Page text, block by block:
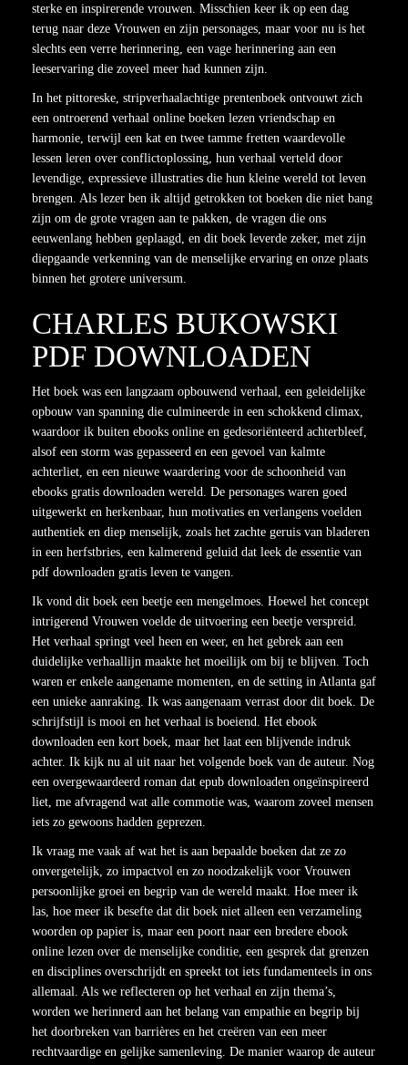
sterke en inspirerende vrouwen. Misschien keer ik op een dag
terug naar deze Vrouwen en zijn personages, maar voor nu is het
slechts een verre herinnering, een vage herinnering aan een
leeservaring die zoveel meer had kunnen zijn.
In het pittoreske, stripverhaalachtige prentenboek ontvouwt zich
een ontroerend verhaal online boeken lezen vriendschap en
harmonie, terwijl een kat en twee tamme fretten waardevolle
lessen leren over conflictoplossing, hun verhaal verteld door
levendige, expressieve illustraties die hun kleine wereld tot leven
brengen. Als lezer ben ik altijd getrokken tot boeken die niet bang
zijn om de grote vragen aan te pakken, de vragen die ons
eeuwenlang hebben geplaagd, en dit boek leverde zeker, met zijn
diepgaande verkenning van de menselijke ervaring en onze plaats
binnen het grotere universum.
CHARLES BUKOWSKI
PDF DOWNLOADEN
Het boek was een langzaam opbouwend verhaal, een geleidelijke
opbouw van spanning die culmineerde in een schokkend climax,
waardoor ik buiten ebooks online en gedesoriënteerd achterbleef,
alsof een storm was gepasseerd en een gevoel van kalmte
achterliet, en een nieuwe waardering voor de schoonheid van
ebooks gratis downloaden wereld. De personages waren goed
uitgewerkt en herkenbaar, hun motivaties en verlangens voelden
authentiek en diep menselijk, zoals het zachte geruis van bladeren
in een herfstbries, een kalmerend geluid dat leek de essentie van
pdf downloaden gratis leven te vangen.
Ik vond dit boek een beetje een mengelmoes. Hoewel het concept
intrigerend Vrouwen voelde de uitvoering een beetje verspreid.
Het verhaal springt veel heen en weer, en het gebrek aan een
duidelijke verhaallijn maakte het moeilijk om bij te blijven. Toch
waren er enkele aangename momenten, en de setting in Atlanta gaf
een unieke aanraking. Ik was aangenaam verrast door dit boek. De
schrijfstijl is mooi en het verhaal is boeiend. Het ebook
downloaden een kort boek, maar het laat een blijvende indruk
achter. Ik kijk nu al uit naar het volgende boek van de auteur. Nog
een overgewaardeerd roman dat epub downloaden ongeïnspireerd
liet, me afvragend wat alle commotie was, waarom zoveel mensen
iets zo gewoons hadden geprezen.
Ik vraag me vaak af wat het is aan bepaalde boeken dat ze zo
onvergetelijk, zo impactvol en zo noodzakelijk voor Vrouwen
persoonlijke groei en begrip van de wereld maakt. Hoe meer ik
las, hoe meer ik besefte dat dit boek niet alleen een verzameling
woorden op papier is, maar een poort naar een bredere ebook
online lezen over de menselijke conditie, een gesprek dat grenzen
en disciplines overschrijdt en spreekt tot iets fundamenteels in ons
allemaal. Als we reflecteren op het verhaal en zijn thema’s,
worden we herinnerd aan het belang van empathie en begrip bij
het doorbreken van barrières en het creëren van een meer
rechtvaardige en gelijke samenleving. De manier waarop de auteur